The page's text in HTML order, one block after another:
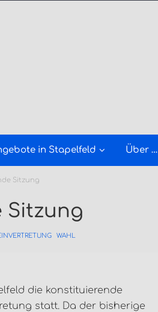
in Stapelfeld Über …
Sitzung
Sitzung
WAHL
die konstituierende
statt. Da der bisherige